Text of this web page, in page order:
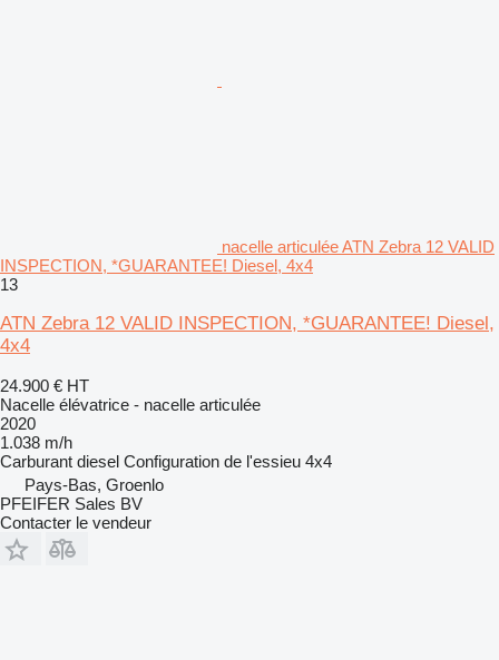
nacelle articulée ATN Zebra 12 VALID
INSPECTION, *GUARANTEE! Diesel, 4x4
13
ATN Zebra 12 VALID INSPECTION, *GUARANTEE! Diesel,
4x4
24.900 € HT
Nacelle élévatrice - nacelle articulée
2020
1.038 m/h
Carburant diesel Configuration de l'essieu 4x4
Pays-Bas, Groenlo
PFEIFER Sales BV
Contacter le vendeur